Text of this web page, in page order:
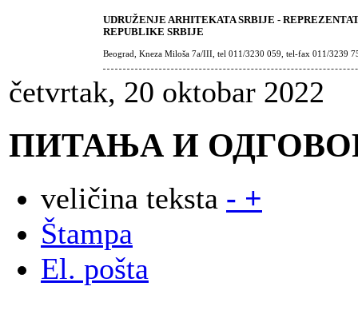
UDRUŽENJE ARHITEKATA SRBIJE -
REPUBLIKE SRBIJE
Beograd, Kneza Miloša 7a/III, tel 011/3230 059, tel-fax 011/3239
četvrtak, 20 oktobar 2022
ПИТАЊА И
veličina teksta - +
Štampa
El. pošta